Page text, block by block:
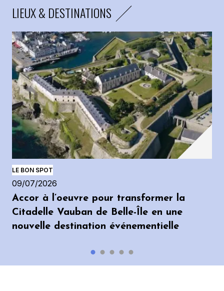
LIEUX & DESTINATIONS
LE BON SPOT
09/07/2026
Accor à l’oeuvre pour transformer la
Citadelle Vauban de Belle-Île en une
nouvelle destination événementielle